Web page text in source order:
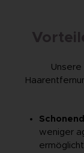
weniger